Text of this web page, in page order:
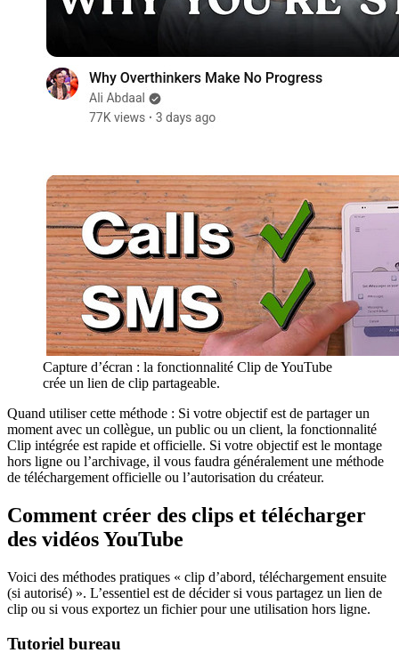
Capture d’écran : la fonctionnalité Clip de YouTube
crée un lien de clip partageable.
Quand utiliser cette méthode : Si votre objectif est de partager un
moment avec un collègue, un public ou un client, la fonctionnalité
Clip intégrée est rapide et officielle. Si votre objectif est le montage
hors ligne ou l’archivage, il vous faudra généralement une méthode
de téléchargement officielle ou l’autorisation du créateur.
Comment créer des clips et télécharger
des vidéos YouTube
Voici des méthodes pratiques « clip d’abord, téléchargement ensuite
(si autorisé) ». L’essentiel est de décider si vous partagez un lien de
clip ou si vous exportez un fichier pour une utilisation hors ligne.
Tutoriel bureau